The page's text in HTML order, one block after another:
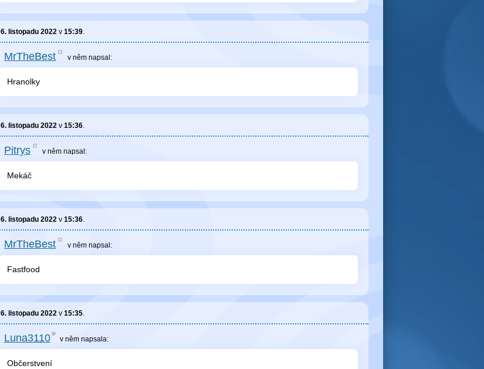
6. listopadu 2022 v 15:39.
MrTheBest v němnapsal:
Hranolky
6. listopadu 2022 v 15:36.
Pitrys v němnapsal:
Mekáč
6. listopadu 2022 v 15:36.
MrTheBest v němnapsal:
Fastfood
6. listopadu 2022 v 15:35.
Luna3110 v něm napsala:
Občerstvení